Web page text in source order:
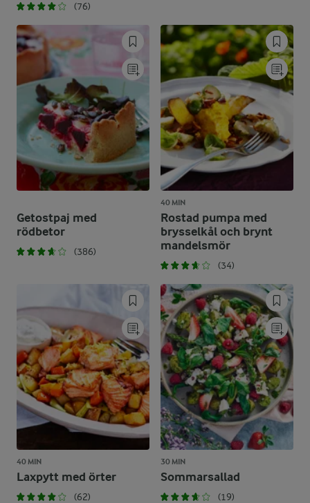
(76)
Getostpaj med
rödbetor
(386)
40 MIN
Rostad pumpa med
brysselkål och brynt
mandelsmör
(34)
40 MIN
Laxpytt med örter
(62)
30 MIN
Sommarsallad
(19)